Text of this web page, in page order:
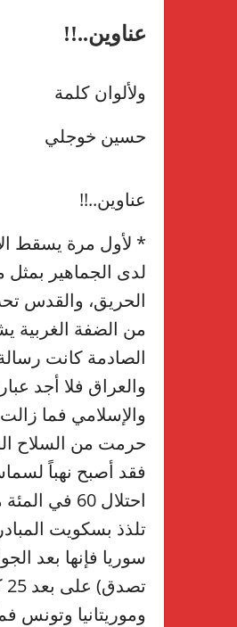
عناوين..!!
ولألوان كلمة
حسين خوجلي
عناوين..!!
* لأول مرة يسقط
لدى الجماهير بمثل
الحريق، والقدس
من الضفة الغربية
الصادمة كانت
والعراق فلا أجد
والإسلامي فما
حرمت من السلاح
فقد أصبح نهباً
سوريا فإنها بعد